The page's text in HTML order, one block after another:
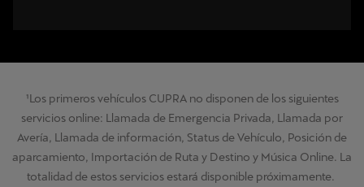
¹Los primeros vehículos CUPRA no disponen de los siguientes
servicios online: Llamada de Emergencia Privada, Llamada por
Avería, Llamada de información, Status de Vehículo, Posición de
aparcamiento, Importación de Ruta y Destino y Música Online. La
totalidad de estos servicios estará disponible próximamente.